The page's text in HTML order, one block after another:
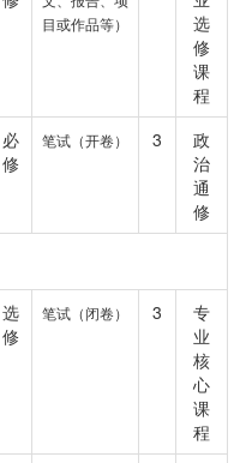
目或作品等）
选
修
课
程
必
修
笔试（开卷） 3
政
治
通
修
选
修
笔试（闭卷） 3
专
业
核
心
课
程